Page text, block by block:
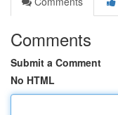
Comments
Submit a Comment
No HTML